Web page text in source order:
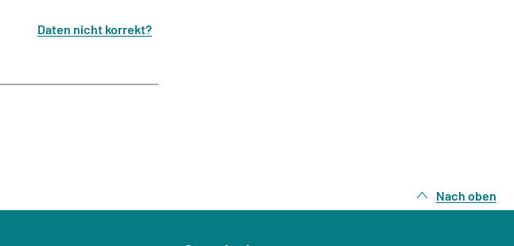
Daten nicht korrekt?
Nach oben